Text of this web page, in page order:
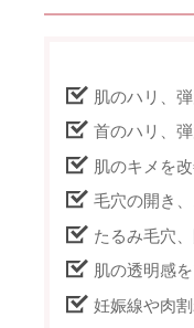
肌のハリ、
首のハリ、
肌のキメを
毛穴の開き
たるみ毛穴
肌の透明感
妊娠線や肉